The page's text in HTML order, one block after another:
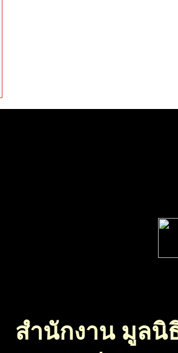
สำนักงาน มูลนิ